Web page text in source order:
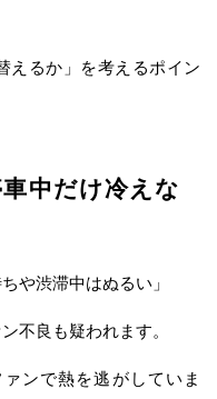
えるか」を考えるポイン
中だけ冷えな
や渋滞中はぬるい」
不良も疑われます。
ンで熱を逃がしていま